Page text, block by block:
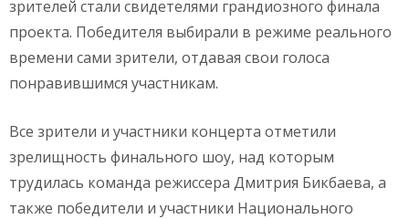
зрителей стали свидетелями грандиозного финала
проекта. Победителя выбирали в режиме реального
времени сами зрители, отдавая свои голоса
понравившимся участникам.
Все зрители и участники концерта отметили
зрелищность финального шоу, над которым
трудилась команда режиссера Дмитрия Бикбаева, а
также победители и участники Национального